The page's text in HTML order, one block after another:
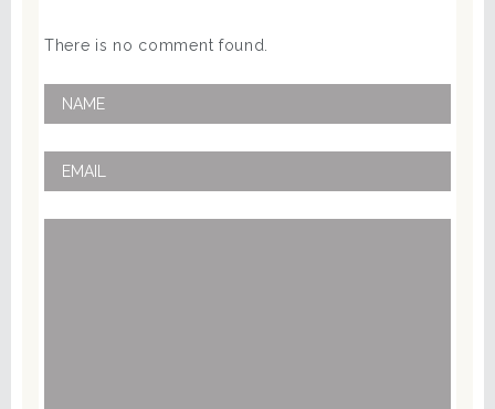
There is no comment found.